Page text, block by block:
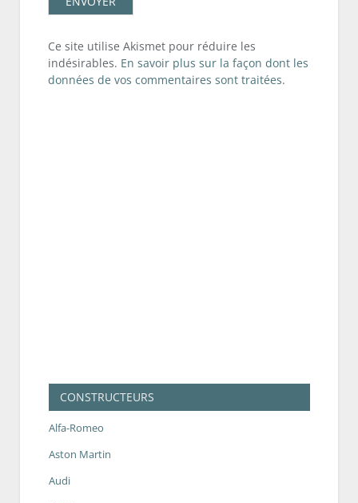
Ce site utilise Akismet pour réduire les
indésirables. En savoir plus sur la façon dont les
données de vos commentaires sont traitées.
CONSTRUCTEURS
Alfa-Romeo
Aston Martin
Audi